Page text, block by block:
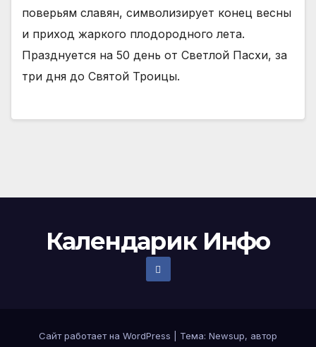
поверьям славян, символизирует конец весны
и приход жаркого плодородного лета.
Празднуется на 50 день от Светлой Пасхи, за
три дня до Святой Троицы.
Календарик Инфо
Сайт работает на WordPress Тема: Newsup, автор